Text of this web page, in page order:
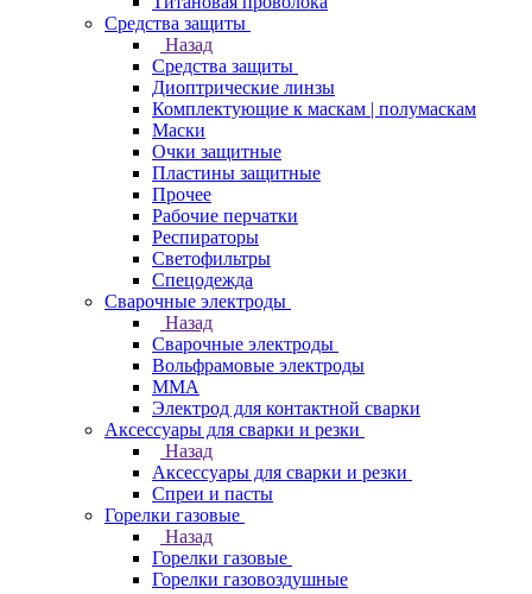
Средства защиты
Назад
Средства защиты
Диоптрические линзы
Комплектующие к маскам | полумаскам
Маски
Очки защитные
Пластины защитные
Прочее
Рабочие перчатки
Респираторы
Светофильтры
Спецодежда
Сварочные электроды
Назад
Сварочные электроды
Вольфрамовые электроды
ММА
Электрод для контактной сварки
Аксессуары для сварки и резки
Назад
Аксессуары для сварки и резки
Спреи и пасты
Горелки газовые
Назад
Горелки газовые
Горелки газовоздушные